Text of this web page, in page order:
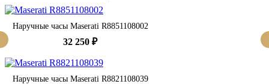
Наручные часы Maserati R8851108002
32 250 ₽
Наручные часы Maserati R8821108039